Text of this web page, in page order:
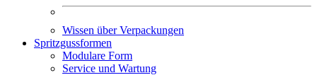
Wissen über Verpackungen
Spritzgussformen
Modulare Form
Service und Wartung